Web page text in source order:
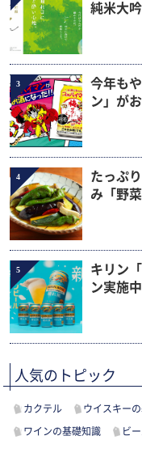
純米大
3
今年も
ン」が
4
たっぷ
み「野
5
キリン
ン実施
人気のトピック
カクテル ウイスキー
ワインの基礎知識 ビ